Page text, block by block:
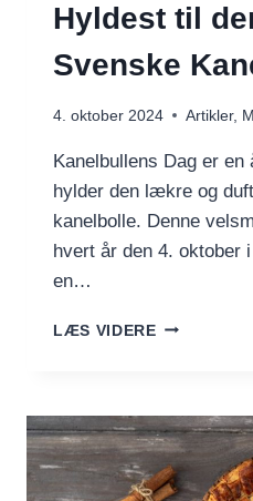
Hyldest til
Svenske
4. oktober 2024 Artikler,
Kanelbullens Dag er en
hylder den lækre og
kanelbolle. Denne
hvert år den 4. oktober
en…
LÆS VIDERE
TIL
DEN
LÆKRE
SVENSKE